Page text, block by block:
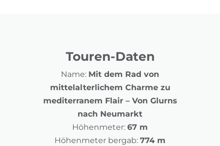
Touren-Daten
Name: Mit dem Rad von
mittelalterlichem Charme zu
mediterranem Flair – Von Glurns
nach Neumarkt
Höhenmeter: 67 m
Höhenmeter bergab: 774 m